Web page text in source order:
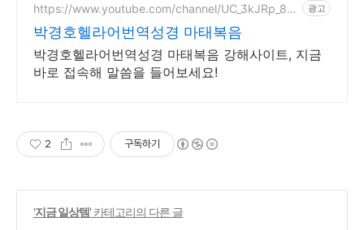
https://www.youtube.com/channel/UC_3kJRp_8h
광고
박경호헬라어번역성경 마태복음
박경호헬라어번역성경 마태복음 강해사이트, 지금
바로 접속해 말씀을 들어보세요!
2 구독하기
'지금 일상템' 카테고리의 다른 글